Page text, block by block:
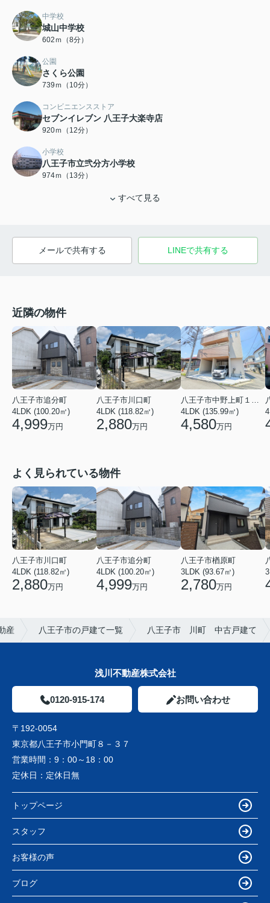
中学校
城山中学校
602ｍ（8分）
公園
さくら公園
739ｍ（10分）
コンビニエンスストア
セブンイレブン 八王子大楽寺店
920ｍ（12分）
小学校
八王子市立弐分方小学校
974ｍ（13分）
すべて見る
メールで共有する LINEで共有する
近隣の物件
八王子市追分町
4LDK (100.20㎡)
4,999万円
八王子市川口町
4LDK (118.82㎡)
2,880万円
八王子市中野上町１丁目
4LDK (135.99㎡)
4,580万円
よく見られている物件
八王子市川口町
4LDK (118.82㎡)
2,880万円
八王子市追分町
4LDK (100.20㎡)
4,999万円
八王子市楢原町
3LDK (93.67㎡)
2,780万円
産 八王子市の戸建て一覧 八王子市 川町 中古戸建て
浅川不動産株式会社
0120-915-174 お問い合わせ
〒192-0054
東京都八王子市小門町８－３７
営業時間： 9：00～18：00
定休日： 定休日無
トップページ
スタッフ
お客様の声
ブログ